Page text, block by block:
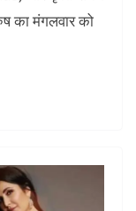
का मंगलवार को